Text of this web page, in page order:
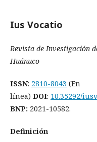
Ius Vocatio
Revista de Investigación
Huánuco
ISSN: 2810-8043 (En
línea) DOI: 10.35292/
BNP: 2021-10582.
Definición